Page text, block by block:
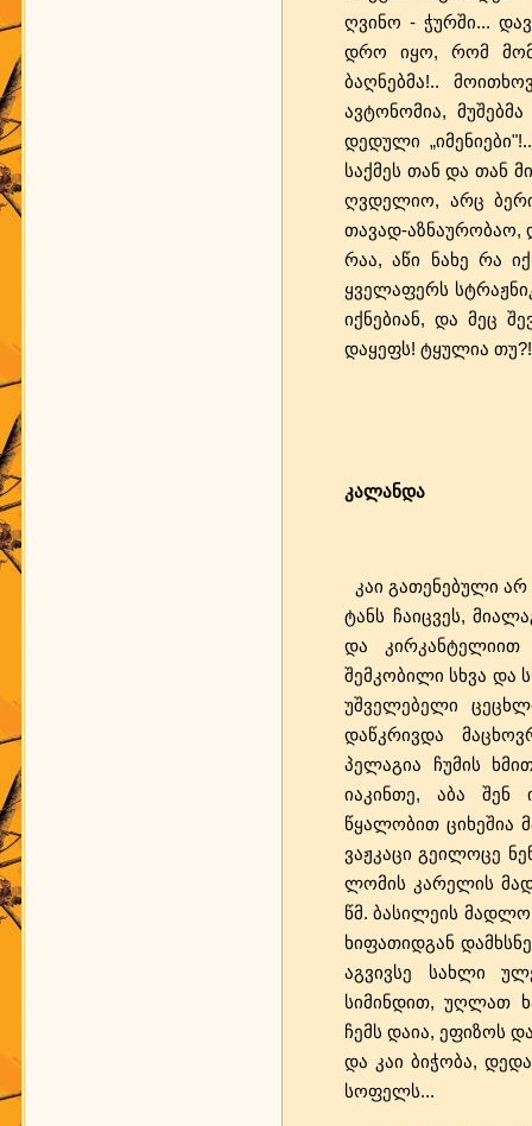
ღვინო - ჭურში...
დრო იყო, რომ
ბაღნებმა!..
ავტონომია,
დედული
საქმეს თან და თან
ღვდელიო, არც
თავად-აზნაურობაო,
რაა, აწი ნახე რა
ყველაფერს
იქნებიან, და მეც
დაყეფს! ტყულია თუ?!
კალანდა
კაი გათენებული არ
ტანს ჩაიცვეს,
და
შემკობილი სხვა
უშველებელი
დაწკრივდა
პელაგია ჩუმის
იაკინთე, აბა შენ
წყალობით ციხეშია
ვაჟკაცი გეილოცე
ლომის კარელის
წმ. ბასილეის მადლო,
ხიფათიდგან
აგვივსე სახლი
სიმინდით, უღლათ
ჩემს დაია, ეფიზოს
და კაი ბიჭობა,
სოფელს...